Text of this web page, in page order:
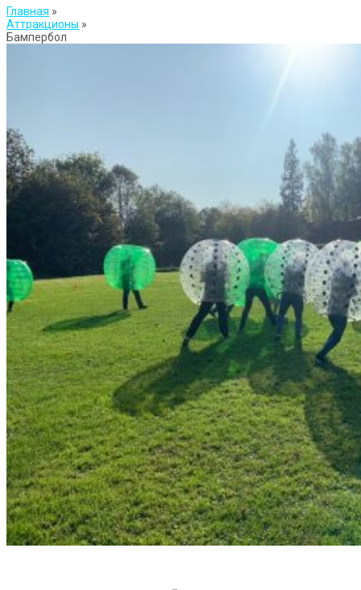
Главная »
Аттракционы »
Бампербол